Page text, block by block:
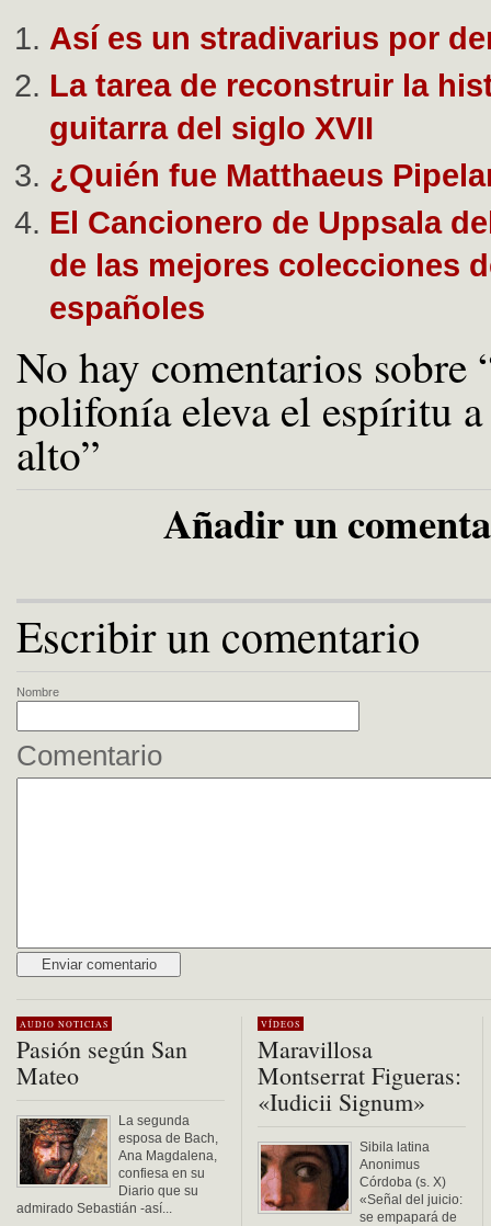
Así es un stradivarius por
La tarea de reconstruir la
guitarra del siglo XVII
¿Quién fue Matthaeus
El Cancionero de Uppsala
de las mejores colecciones
españoles
No hay comentarios sobre
polifonía eleva el espíritu
alto”
Añadir un
Escribir un comentario
Nombre
Comentario
AUDIO NOTICIAS
Pasión según San
Mateo
La segunda
esposa de Bach,
Ana Magdalena,
confiesa en su
Diario que su
admirado Sebastián -así...
VÍDEOS
Maravillosa
Montserrat Figueras:
«Iudicii Signum»
Sibila latina
Anonimus
Córdoba (s. X)
«Señal del juicio:
se empapará de